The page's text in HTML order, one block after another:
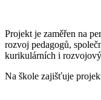
Projekt je zaměřen na
rozvoj pedagogů,
kurikulárních i
Na škole zajišťuje